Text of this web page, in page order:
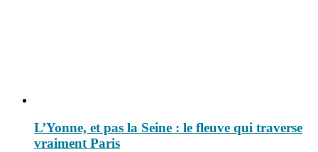
L’Yonne, et pas la Seine : le fleuve qui traverse
vraiment Paris